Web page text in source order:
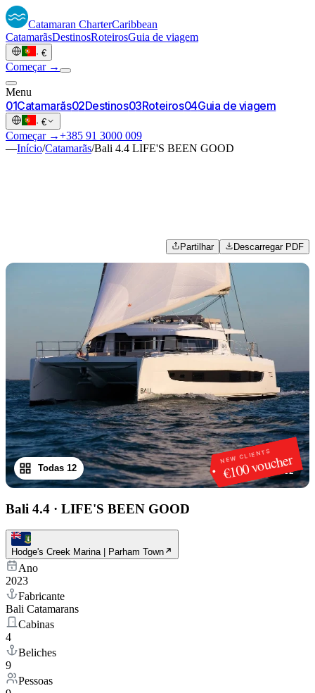
Catamaran CharterCaribbean
CatamarãsDestinosRoteirosGuia de viagem
· €
Começar →
Menu
01Catamarãs02Destinos03Roteiros04Guia de viagem
· €
Começar →+385 91 3000 009
—Início/Catamarãs/Bali 4.4 LIFE'S BEEN GOOD
Partilhar Descarregar PDF
NEW CLIENTS
€100 voucher
1/12
Todas 12
Bali 4.4 · LIFE'S BEEN GOOD
Hodge's Creek Marina | Parham Town
Ano
2023
Fabricante
Bali Catamarans
Cabinas
4
Beliches
9
Pessoas